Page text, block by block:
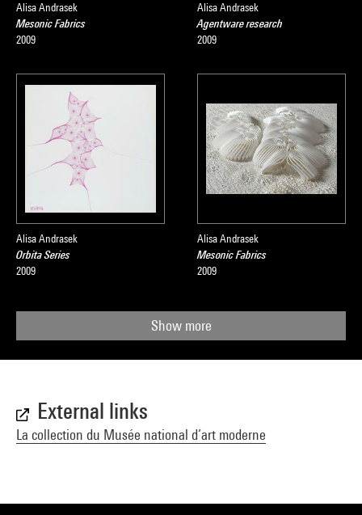
Alisa Andrasek
Mesonic Fabrics
2009
Alisa Andrasek
Agentware research
2009
Alisa Andrasek
Orbita Series
2009
Alisa Andrasek
Mesonic Fabrics
2009
Show more
External links
La collection du Musée national d’art moderne